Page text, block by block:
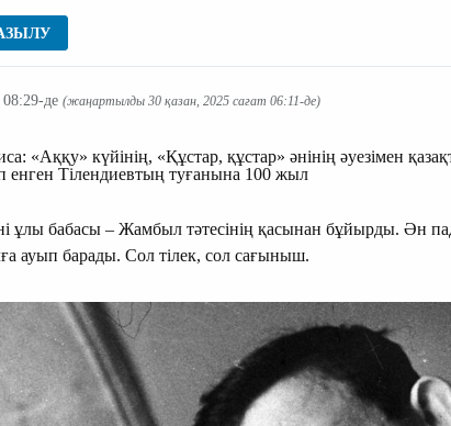
08:29-де (жаңартылды 30 қазан, 2025 сағат 06:11-де)
«Аққу» күйінің, «Құстар, құстар» әнінің әуезімен
Тілендиевтың туғанына 100 жыл
ұлы бабасы – Жамбыл тәтесінің қасынан бұйырды. Ән
ауып барады. Сол тілек, сол сағыныш.